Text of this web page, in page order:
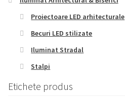
Proiectoare LED arhitecturale
Becuri LED stilizate
Iluminat Stradal
Stalpi
Etichete produs